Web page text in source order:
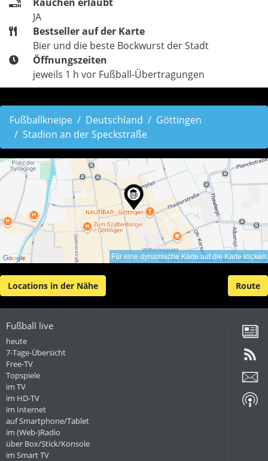
JA
Bestseller auf der Karte
Bier und die beste Bockwurst der Stadt
Öffnungszeiten
jeweils 1 h vor Fußball-Übertragungen
Fußballkneipe Deutschland
Göttingen
Stadion an der Speckstraße
Für eine dynamische Karte auf die Karte klicken
Locations in der Nähe Route
Fußball live
heute
7-Tage-Übersicht
Free-TV
Topspiele
im TV
im HD-TV
im Internet
auf Smartphone/Tablet
im (Web-)Radio
über Box/Stick/Konsole
im Smart TV